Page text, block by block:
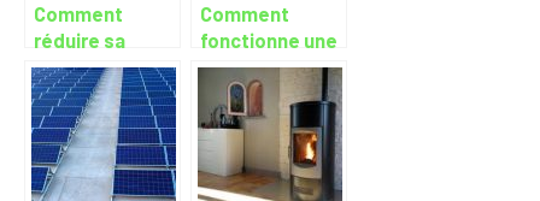
Comment
réduire sa
facture
d’électricité ?
Comment
fonctionne une
chaudière
électrique ?